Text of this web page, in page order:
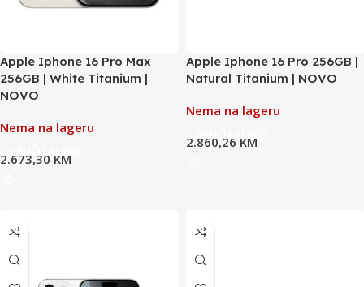
Apple Iphone 16 Pro Max
256GB | White Titanium |
NOVO
Nema na lageru
2.673,30 KM
Apple Iphone 16 Pro 256GB |
Natural Titanium | NOVO
Nema na lageru
2.860,26 KM